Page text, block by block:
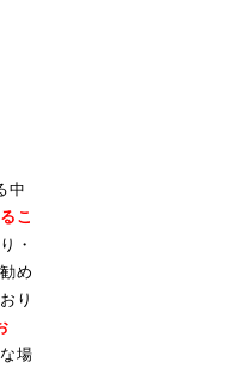
中
こ
・
め
り
場